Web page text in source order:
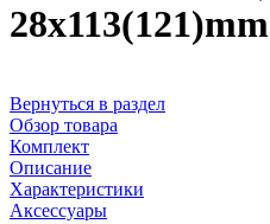
Вернуться в раздел
Обзор товара
Комплект
Описание
Характеристики
Аксессуары